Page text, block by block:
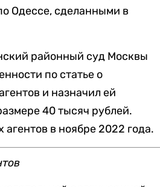
Одессе, сделанными в
районный суд Москвы
по статье о
и назначил ей
40 тысяч рублей.
в ноябре 2022 года.